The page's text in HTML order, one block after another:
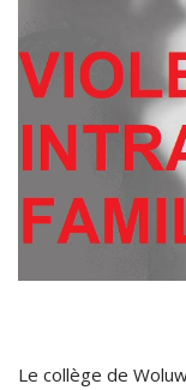
Le collège de